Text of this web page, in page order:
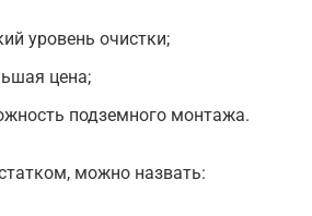
уровень очистки;
цена;
подземного монтажа.
можно назвать: